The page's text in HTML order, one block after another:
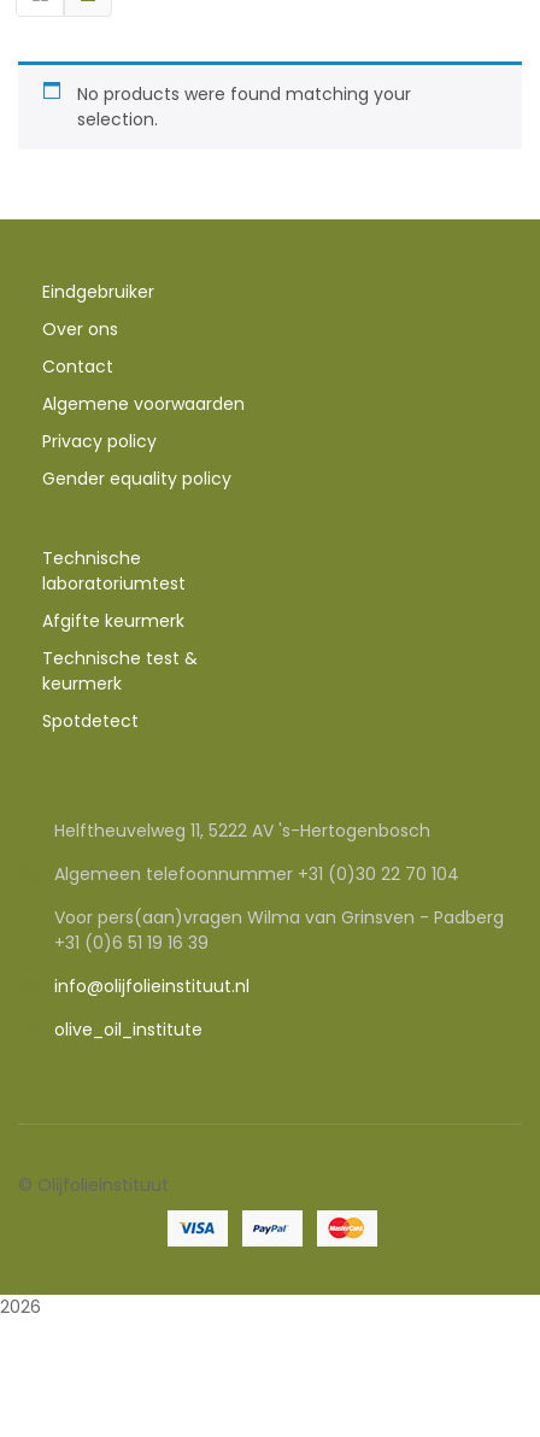
No products were found matching your
selection.
Eindgebruiker
Over ons
Contact
Algemene voorwaarden
Privacy policy
Gender equality policy
Technische
laboratoriumtest
Afgifte keurmerk
Technische test &
keurmerk
Spotdetect
Helftheuvelweg 11, 5222 AV 's-Hertogenbosch
Algemeen telefoonnummer +31 (0)30 22 70 104
Voor pers(aan)vragen Wilma van Grinsven - Padberg
+31 (0)6 51 19 16 39
info@olijfolieinstituut.nl
olive_oil_institute
© Olijfolieinstituut
2026